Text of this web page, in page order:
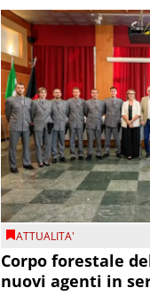
ATTUALITA'
Corpo forestale
nuovi agenti in